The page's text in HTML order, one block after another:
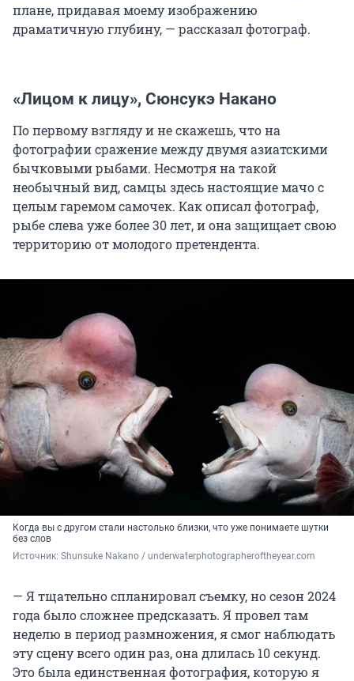
плане, придавая моему изображению
драматичную глубину, — рассказал фотограф.
«Лицом к лицу», Сюнсукэ Накано
По первому взгляду и не скажешь, что на
фотографии сражение между двумя азиатскими
бычковыми рыбами. Несмотря на такой
необычный вид, самцы здесь настоящие мачо с
целым гаремом самочек. Как описал фотограф,
рыбе слева уже более 30 лет, и она защищает свою
территорию от молодого претендента.
Когда вы с другом стали настолько близки, что уже понимаете шутки
без слов
Источник: Shunsuke Nakano / underwaterphotographeroftheyear.com
— Я тщательно спланировал съемку, но сезон 2024
года было сложнее предсказать. Я провел там
неделю в период размножения, я смог наблюдать
эту сцену всего один раз, она длилась 10 секунд.
Это была единственная фотография, которую я